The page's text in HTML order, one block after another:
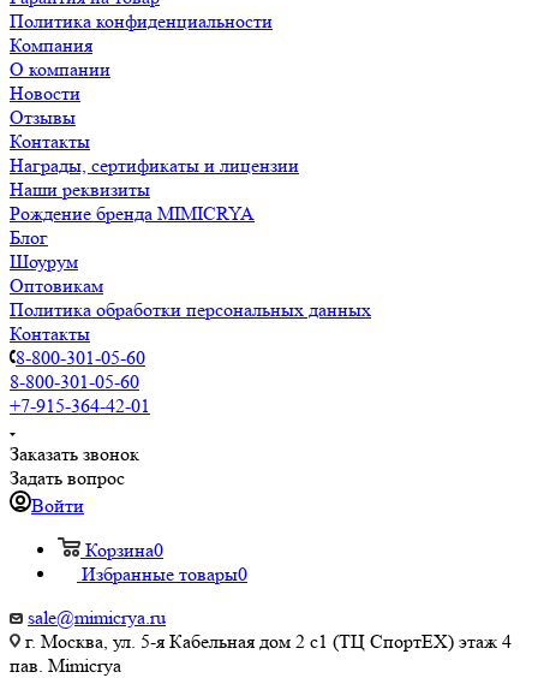
Политика конфиденциальности
Компания
О компании
Новости
Отзывы
Контакты
Награды, сертификаты и лицензии
Наши реквизиты
Рождение бренда MIMICRYA
Блог
Шоурум
Оптовикам
Политика обработки персональных данных
Контакты
8-800-301-05-60
8-800-301-05-60
+7-915-364-42-01
Заказать звонок
Задать вопрос
Войти
Корзина0
Избранные товары0
sale@mimicrya.ru
г. Москва, ул. 5-я Кабельная дом 2 с1 (ТЦ СпортEX) этаж 4
пав. Mimicrya